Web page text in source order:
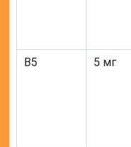
В5 5 мг